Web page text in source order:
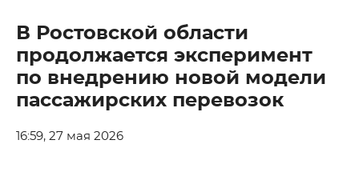
В Ростовской области
продолжается эксперимент
по внедрению новой модели
пассажирских перевозок
16:59, 27 мая 2026